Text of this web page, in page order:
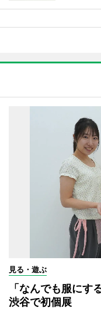
見る・遊ぶ
「なんでも服にす
渋谷で初個展